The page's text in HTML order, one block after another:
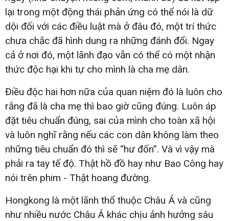
lại trong một động thái phản ứng có thể nói là dữ
dội đối với các điều luật mà ở đâu đó, một trí thức
chưa chắc đã hình dung ra những đánh đổi. Ngay
cả ở nơi đó, một lãnh đạo vẫn có thể có một nhận
thức độc hại khi tự cho mình là cha mẹ dân.
Điều độc hai hơn nữa của quan niệm đó là luôn cho
rằng đã là cha mẹ thì bao giờ cũng đúng. Luôn áp
đặt tiêu chuẩn đúng, sai của mình cho toàn xã hội
và luôn nghĩ rằng nếu các con dân không làm theo
những tiêu chuẩn đó thì sẽ “hư đốn”. Và vì vậy mà
phải ra tay tế độ. Thật hồ đồ hay như Bao Công hay
nói trên phim - Thật hoang đường.
Hongkong là một lãnh thổ thuộc Châu Á và cũng
như nhiều nước Châu Á khác chịu ảnh hưởng sâu